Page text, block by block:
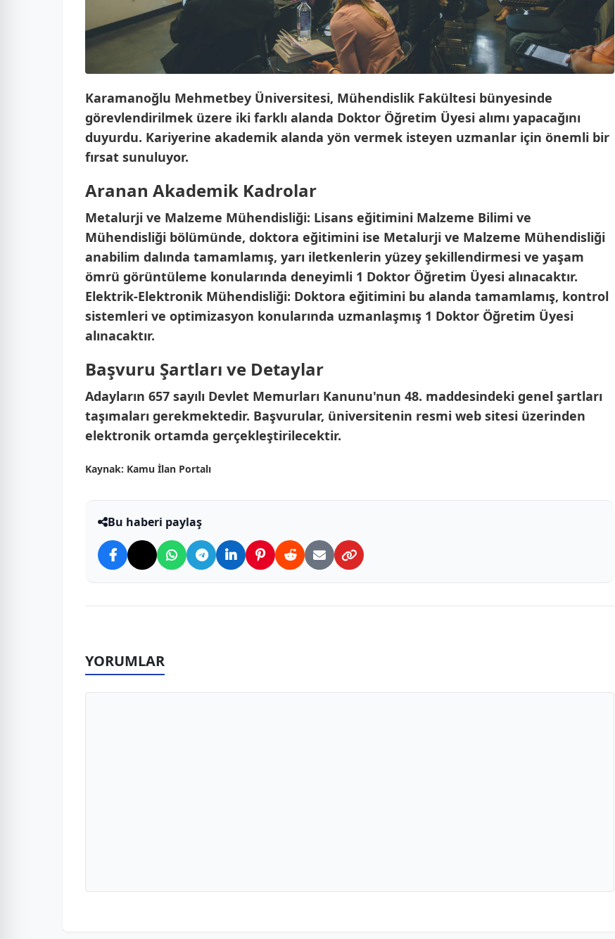
Karamanoğlu Mehmetbey Üniversitesi, Mühendislik Fakültesi bünyesinde
görevlendirilmek üzere iki farklı alanda Doktor Öğretim Üyesi alımı yapacağını
duyurdu. Kariyerine akademik alanda yön vermek isteyen uzmanlar için önemli bir
fırsat sunuluyor.
Aranan Akademik Kadrolar
Metalurji ve Malzeme Mühendisliği: Lisans eğitimini Malzeme Bilimi ve
Mühendisliği bölümünde, doktora eğitimini ise Metalurji ve Malzeme Mühendisliği
anabilim dalında tamamlamış, yarı iletkenlerin yüzey şekillendirmesi ve yaşam
ömrü görüntüleme konularında deneyimli 1 Doktor Öğretim Üyesi alınacaktır.
Elektrik-Elektronik Mühendisliği: Doktora eğitimini bu alanda tamamlamış, kontrol
sistemleri ve optimizasyon konularında uzmanlaşmış 1 Doktor Öğretim Üyesi
alınacaktır.
Başvuru Şartları ve Detaylar
Adayların 657 sayılı Devlet Memurları Kanunu'nun 48. maddesindeki genel şartları
taşımaları gerekmektedir. Başvurular, üniversitenin resmi web sitesi üzerinden
elektronik ortamda gerçekleştirilecektir.
Kaynak: Kamu İlan Portalı
Bu haberi paylaş
YORUMLAR